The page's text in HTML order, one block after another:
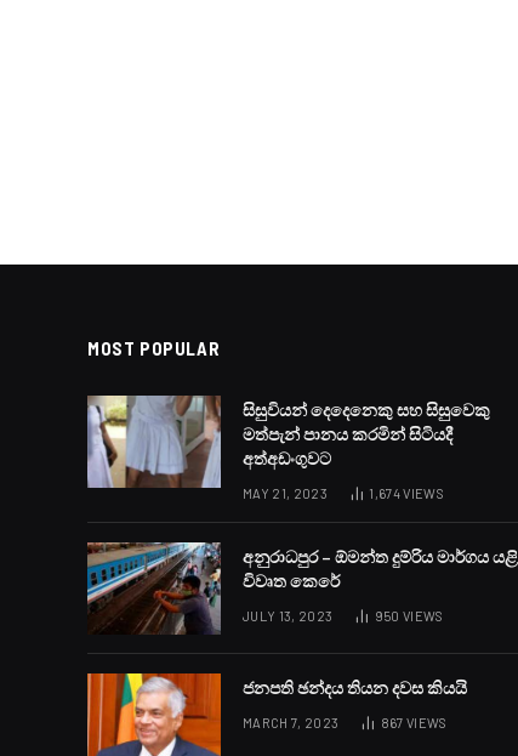
MOST POPULAR
සිසුවියන් දෙදෙනෙකු සහ සිසුවෙකු
මත්පැන් පානය කරමින් සිටියදී
අත්අඩංගුවට
MAY 21, 2023 1,674VIEWS
අනුරාධපුර – ඕමන්ත දුම්රිය මාර්ගය යළි
විවෘත කෙරේ
JULY 13, 2023 950 VIEWS
ජනපති ඡන්දය තියන දවස කියයි
MARCH 7, 2023 867 VIEWS